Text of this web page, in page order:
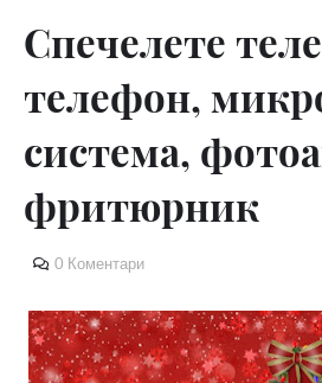
Спечелете
телефон,
система,
фритюрник
0 Коментари